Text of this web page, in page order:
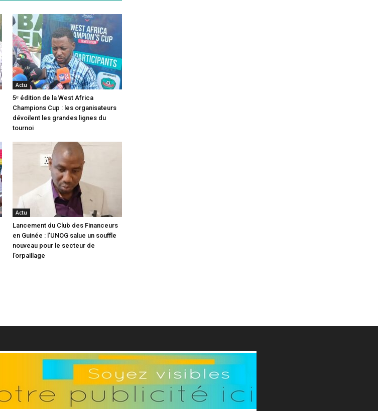
Actu
5ᵉ édition de la West Africa
Champions Cup : les organisateurs
dévoilent les grandes lignes du
tournoi
Actu
Lancement du Club des Financeurs
en Guinée : l’UNOG salue un souffle
nouveau pour le secteur de
l’orpaillage